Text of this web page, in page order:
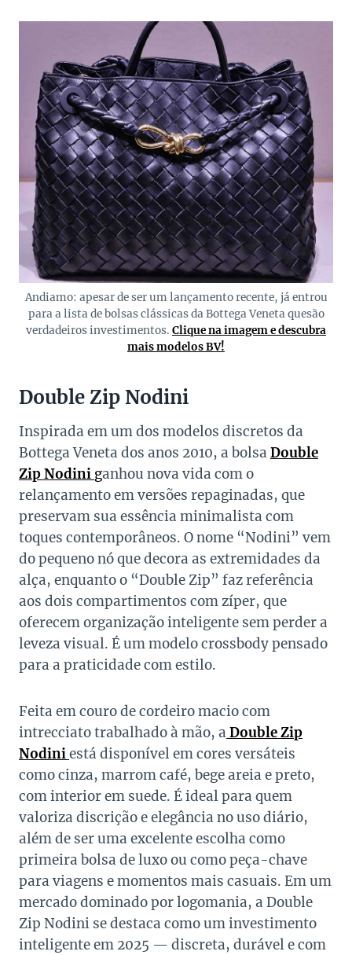
Andiamo: apesar de ser um lançamento recente, já entrou
para a lista de bolsas clássicas da Bottega Veneta quesão
verdadeiros investimentos. Clique na imagem e descubra
mais modelos BV!
Double Zip Nodini
Inspirada em um dos modelos discretos da
Bottega Veneta dos anos 2010, a bolsa Double
Zip Nodini ganhou nova vida com o
relançamento em versões repaginadas, que
preservam sua essência minimalista com
toques contemporâneos. O nome “Nodini” vem
do pequeno nó que decora as extremidades da
alça, enquanto o “Double Zip” faz referência
aos dois compartimentos com zíper, que
oferecem organização inteligente sem perder a
leveza visual. É um modelo crossbody pensado
para a praticidade com estilo.
Feita em couro de cordeiro macio com
intrecciato trabalhado à mão, a Double Zip
Nodiniestá disponível em cores versáteis
como cinza, marrom café, bege areia e preto,
com interior em suede. É ideal para quem
valoriza discrição e elegância no uso diário,
além de ser uma excelente escolha como
primeira bolsa de luxo ou como peça-chave
para viagens e momentos mais casuais. Em um
mercado dominado por logomania, a Double
Zip Nodini se destaca como um investimento
inteligente em 2025 — discreta, durável e com